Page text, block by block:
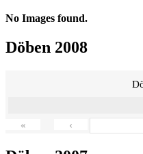
No Images found.
Döben 2008
« ‹